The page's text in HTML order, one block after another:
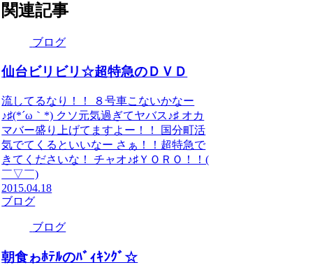
関連記事
ブログ
仙台ビリビリ☆超特急のＤＶＤ
流してるなり！！ ８号車こないかなー
♪♯(*´ω｀*) クソ元気過ぎてヤバス♪♯ オカ
マバー盛り上げてますよー！！ 国分町活
気でてくるといいなー さぁ！！超特急で
きてくださいな！ チャオ♪♯ＹＯＲＯ！！(
￣▽￣)
2015.04.18
ブログ
ブログ
朝食ゎﾎﾃﾙのﾊﾞｨｷﾝｸﾞ☆